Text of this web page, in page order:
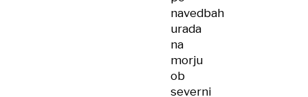
navedbah
urada
na
morju
ob
severni